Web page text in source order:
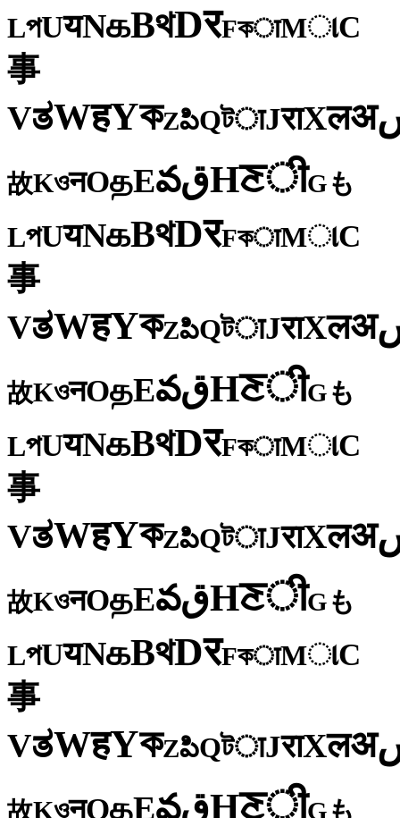
LপUयNகBথDरFকाMાC
事
VತWहYকZపిQটाJराXलअ
故KওनOதEవقHਣीGも
LপUयNகBথDरFকाMાC
事
VತWहYকZపిQটाJराXलअ
故KওनOதEవقHਣीGも
LপUयNகBথDरFকाMાC
事
VತWहYকZపిQটाJराXलअ
故KওनOதEవقHਣीGも
LপUयNகBথDरFকाMાC
事
VತWहYকZపిQটाJराXलअ
故KওनOதEవقHਣीGも